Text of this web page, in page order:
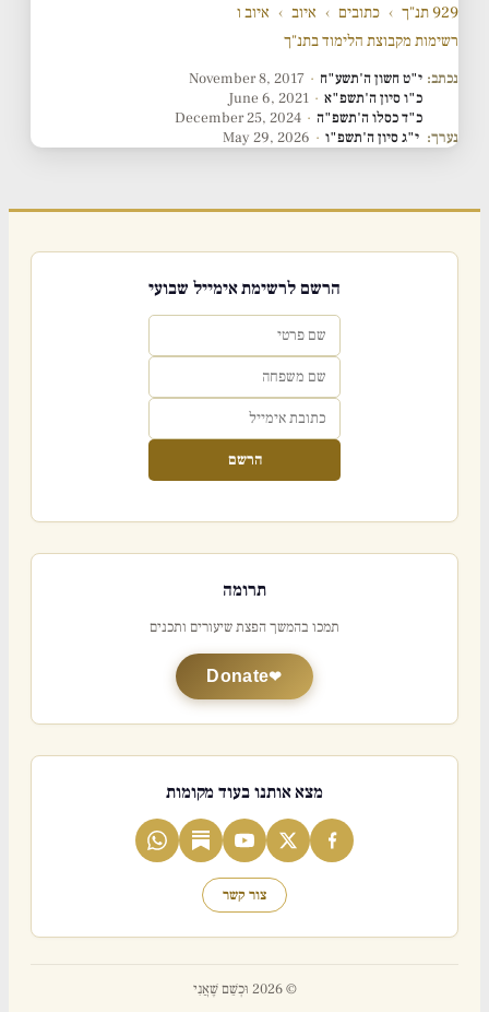
929 תנ"ך
› כתובים › איוב › איוב ו
רשימות מקבוצת הלימוד בתנ"ך
נכתב: י"ט חשון ה'תשע"ח ·
November 8, 2017
כ"ו סיון ה'תשפ"א ·
June 6, 2021
כ"ד כסלו ה'תשפ"ה ·
December 25, 2024
נערך: י"ג סיון ה'תשפ"ו ·
May 29, 2026
הרשם לרשימת אימייל שבועי
הרשם
תרומה
תמכו בהמשך הפצת שיעורים ותכנים
Donate
מצא אותנו בעוד מקומות
צור קשר
© 2026 וּכְשֵׁם שֶׁאֲנִי